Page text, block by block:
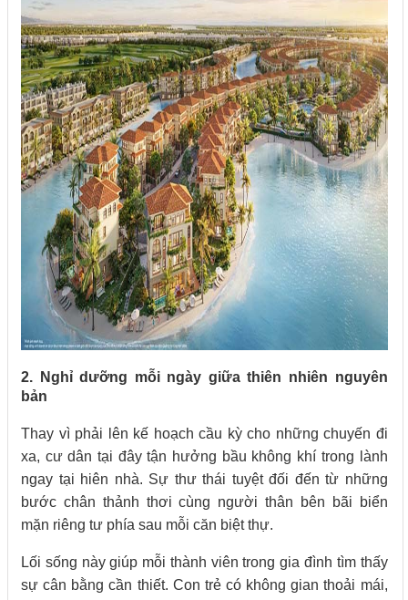
2. Nghỉ dưỡng mỗi ngày giữa thiên nhiên nguyên
bản
Thay vì phải lên kế hoạch cầu kỳ cho những chuyến đi
xa, cư dân tại đây tận hưởng bầu không khí trong lành
ngay tại hiên nhà. Sự thư thái tuyệt đối đến từ những
bước chân thảnh thơi cùng người thân bên bãi biển
mặn riêng tư phía sau mỗi căn biệt thự.
Lối sống này giúp mỗi thành viên trong gia đình tìm thấy
sự cân bằng cần thiết. Con trẻ có không gian thoải mái,